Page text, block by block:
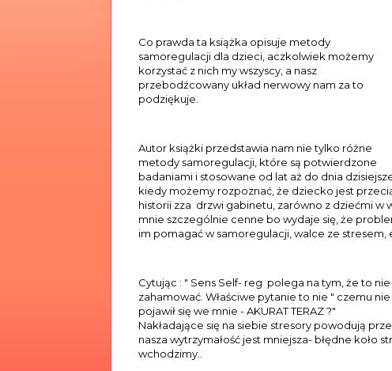
Co prawda ta książka opisuje metody
samoregulacji dla dzieci, aczkolwiek możemy
korzystać z nich my wszyscy, a nasz
przebodźcowany układ nerwowy nam za to
podziękuje.
Autor książki przedstawia nam nie tylko różne
metody samoregulacji, które są potwierdzone
badaniami i stosowane od lat aż do dnia
kiedy możemy rozpoznać, że dziecko jest
historii zza drzwi gabinetu, zarówno z dziećmi w
mnie szczególnie cenne bo wydaje się, że
im pomagać w samoregulacji, walce ze stresem,
Cytując : " Sens Self- reg polega na tym, że to
zahamować. Właściwe pytanie to nie " czemu
pojawił się we mnie - AKURAT TERAZ ?"
Nakładające się na siebie stresory powodują
nasza wytrzymałość jest mniejsza- błędne
wchodzimy..